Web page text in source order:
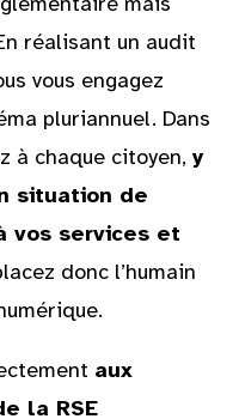
réalisant un audit
vous engagez
pluriannuel. Dans
à chaque citoyen, y
situation de
vos services et
donc l’humain
aux
la RSE